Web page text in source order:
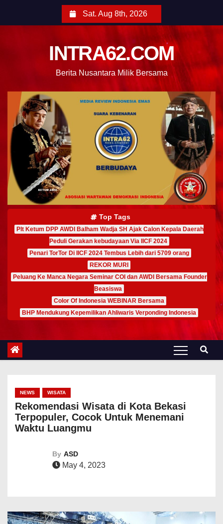
Sat. Aug 8th, 2026
INTRA62.COM
Berita Nusantara Milik Bersama
Top Tags
Plt Ketum DPP AWDI Balham Wadja SH Ajak Calon Kepala Daerah
Peduli Gerakan kebudayaan Via IICF 2024
Penari TorTor Di IICF 2024 Tembus Lebih dari 5709 orang
REKOR MURI
Peluang Ke Manca Negara Seminar COI dan AWDI Bersama Founder
Beasiswa
Color Of Indonesia WEBINAR Bersama
BHP Mendukung Kepemilikan Ahliwaris Verponding Indonesia
NEWS WISATA
Rekomendasi Wisata di Kota Bekasi
Terpopuler, Cocok Untuk Menemani
Waktu Luangmu
By ASD
May 4, 2023